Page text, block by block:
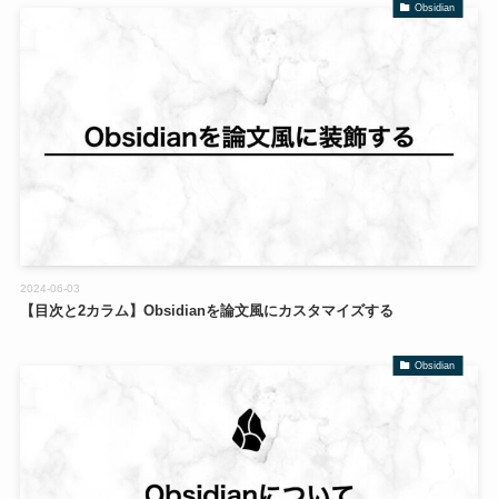
Obsidian
【目次と2カラム】Obsidianを論文風にカスタマイズする
2024-06-03
Obsidian